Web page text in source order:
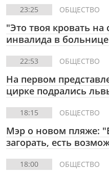
23:25 ОБЩЕСТВО
"Это твоя кровать на
инвалида в
22:53 ОБЩЕСТВО
На первом
цирке подрались
18:15 ОБЩЕСТВО
Мэр о новом пляже:
загорать, есть
18:00 ОБЩЕСТВО